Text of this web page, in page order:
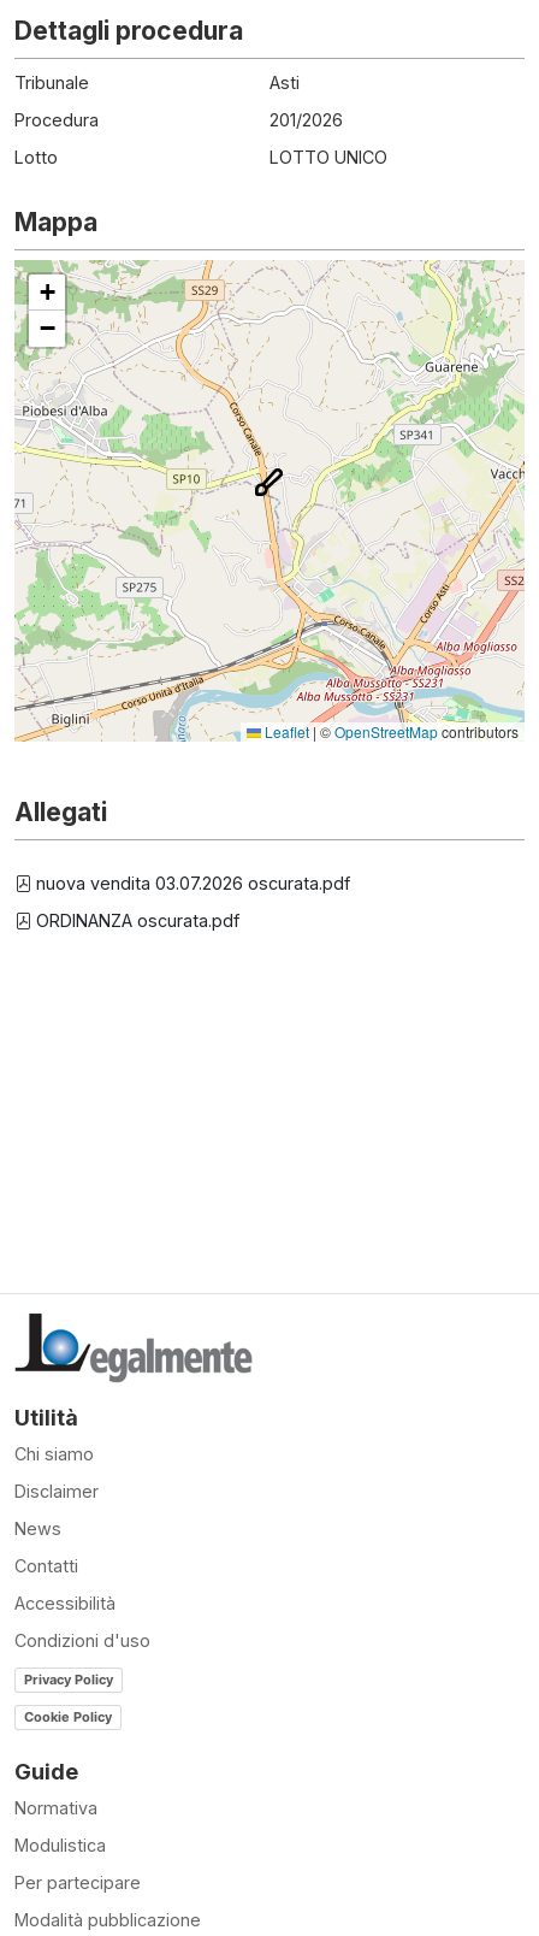
Dettagli procedura
Tribunale
Asti
Procedura
201/2026
Lotto
LOTTO UNICO
Mappa
+
−
Leaflet|©OpenStreetMapcontributors
Allegati
nuova vendita 03.07.2026 oscurata.pdf
ORDINANZA oscurata.pdf
Utilità
Chi siamo
Disclaimer
News
Contatti
Accessibilità
Condizioni d'uso
Privacy Policy
Cookie Policy
Guide
Normativa
Modulistica
Per partecipare
Modalità pubblicazione